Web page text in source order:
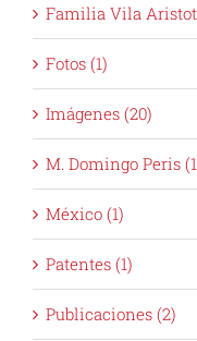
Familia Vila Aristot
Fotos (1)
Imágenes (20)
M. Domingo Peris
México (1)
Patentes (1)
Publicaciones (2)